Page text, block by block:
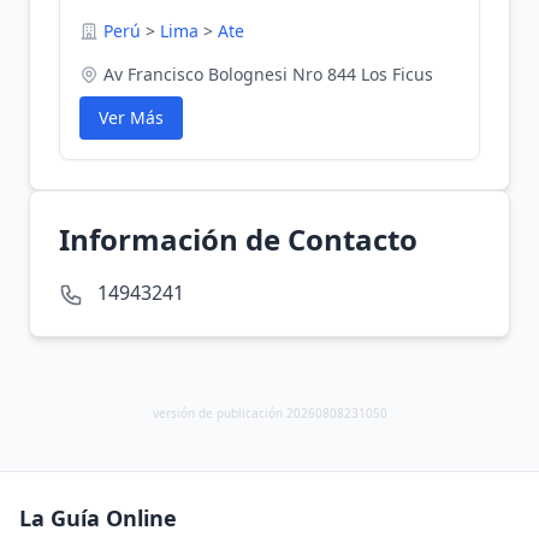
Perú > Lima > Ate
Av Francisco Bolognesi Nro 844 Los Ficus
Ver Más
Información de Contacto
14943241
versión de publicación 20260808231050
La Guía Online